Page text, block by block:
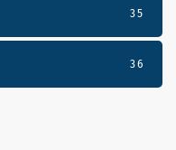
35
36